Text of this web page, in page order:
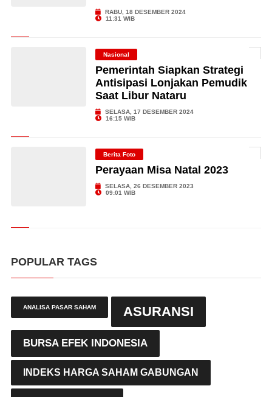
RABU, 18 DESEMBER 2024
11:31 WIB
Nasional
Pemerintah Siapkan Strategi
Antisipasi Lonjakan Pemudik
Saat Libur Nataru
SELASA, 17 DESEMBER 2024
16:15 WIB
Berita Foto
Perayaan Misa Natal 2023
SELASA, 26 DESEMBER 2023
09:01 WIB
POPULAR TAGS
ANALISA PASAR SAHAM ASURANSI
BURSA EFEK INDONESIA
INDEKS HARGA SAHAM GABUNGAN